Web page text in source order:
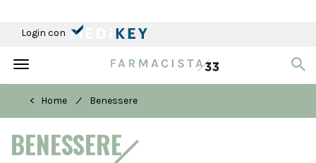
Login con
Toggle
< Home
/ Benessere
BENESSERE